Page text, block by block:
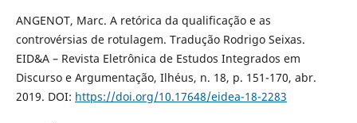
ANGENOT, Marc. A retórica da qualificação e as
controvérsias de rotulagem. Tradução Rodrigo Seixas.
EID&A – Revista Eletrônica de Estudos Integrados em
Discurso e Argumentação, Ilhéus, n. 18, p. 151-170, abr.
2019. DOI: https://doi.org/10.17648/eidea-18-2283